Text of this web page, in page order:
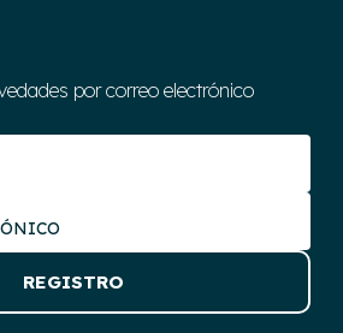
por correo electrónico